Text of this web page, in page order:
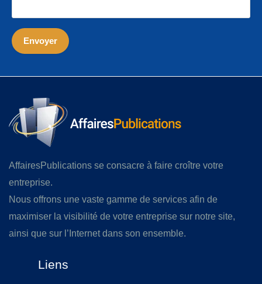
AffairesPublications se consacre à faire croître votre
entreprise.
Nous offrons une vaste gamme de services afin de
maximiser la visibilité de votre entreprise sur notre site,
ainsi que sur l’Internet dans son ensemble.
Liens